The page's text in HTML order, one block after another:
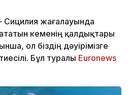
Сицилия жағалауында
кеменің қалдықтары
ол біздің дәуірімізге
Бұл туралы Еuronews